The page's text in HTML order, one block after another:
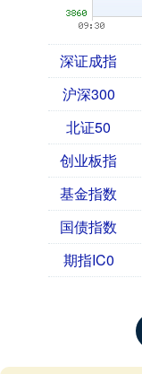
深证成指
沪深300
北证50
创业板指
基金指数
国债指数
期指IC0